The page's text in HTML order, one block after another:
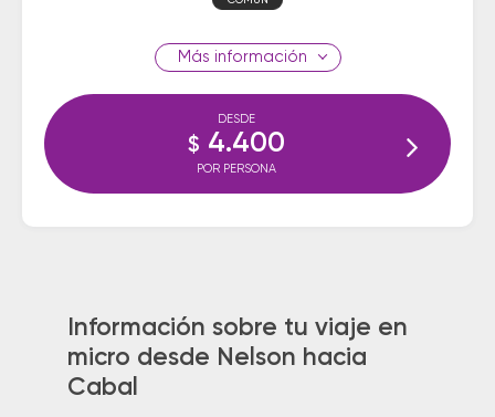
información
DESDE
$ 4.400
POR PERSONA
Información sobre tu viaje en
micro desde Nelson hacia
Cabal